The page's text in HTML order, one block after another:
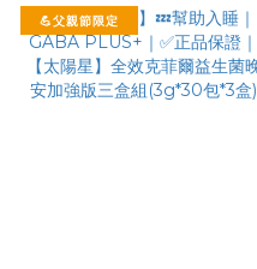
💪父親節限定